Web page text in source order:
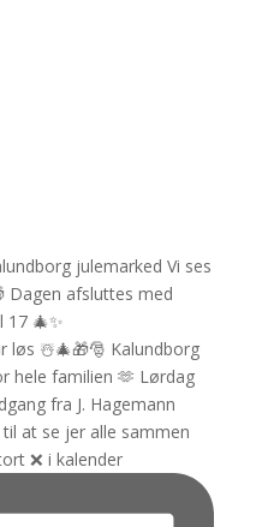
❌️ i kalender